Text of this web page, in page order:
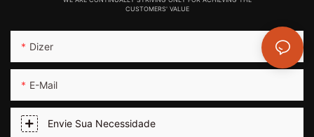
CUSTOMERS' VALUE
Dizer
E-Mail
Envie Sua Necessidade